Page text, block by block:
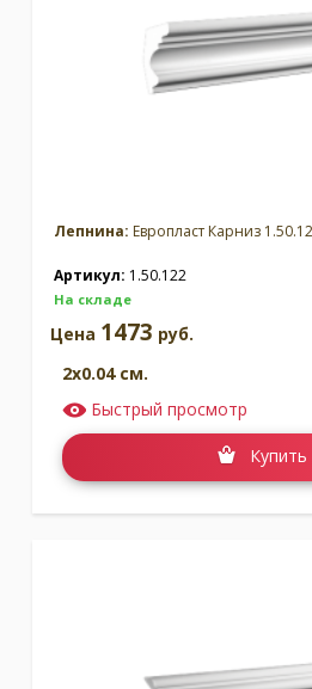
Лепнина: Европласт Карниз
Артикул: 1.50.122
На складе
Цена 1473 руб.
2x0.04 см.
Быстрый просмотр
Купить